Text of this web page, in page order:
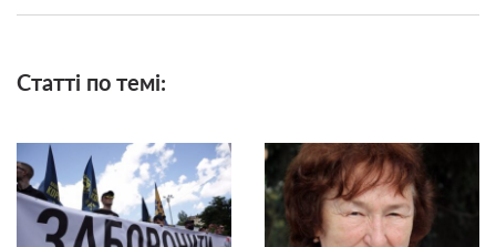
Статті по темі: